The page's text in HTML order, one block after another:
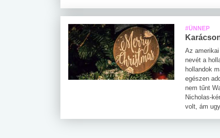
#ÜNNEP
Az
nevét a
hollandok
egészen
nem tűnt
Nicholas-
volt, ám